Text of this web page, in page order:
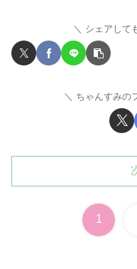
シェアして
ちゃんすみの
1